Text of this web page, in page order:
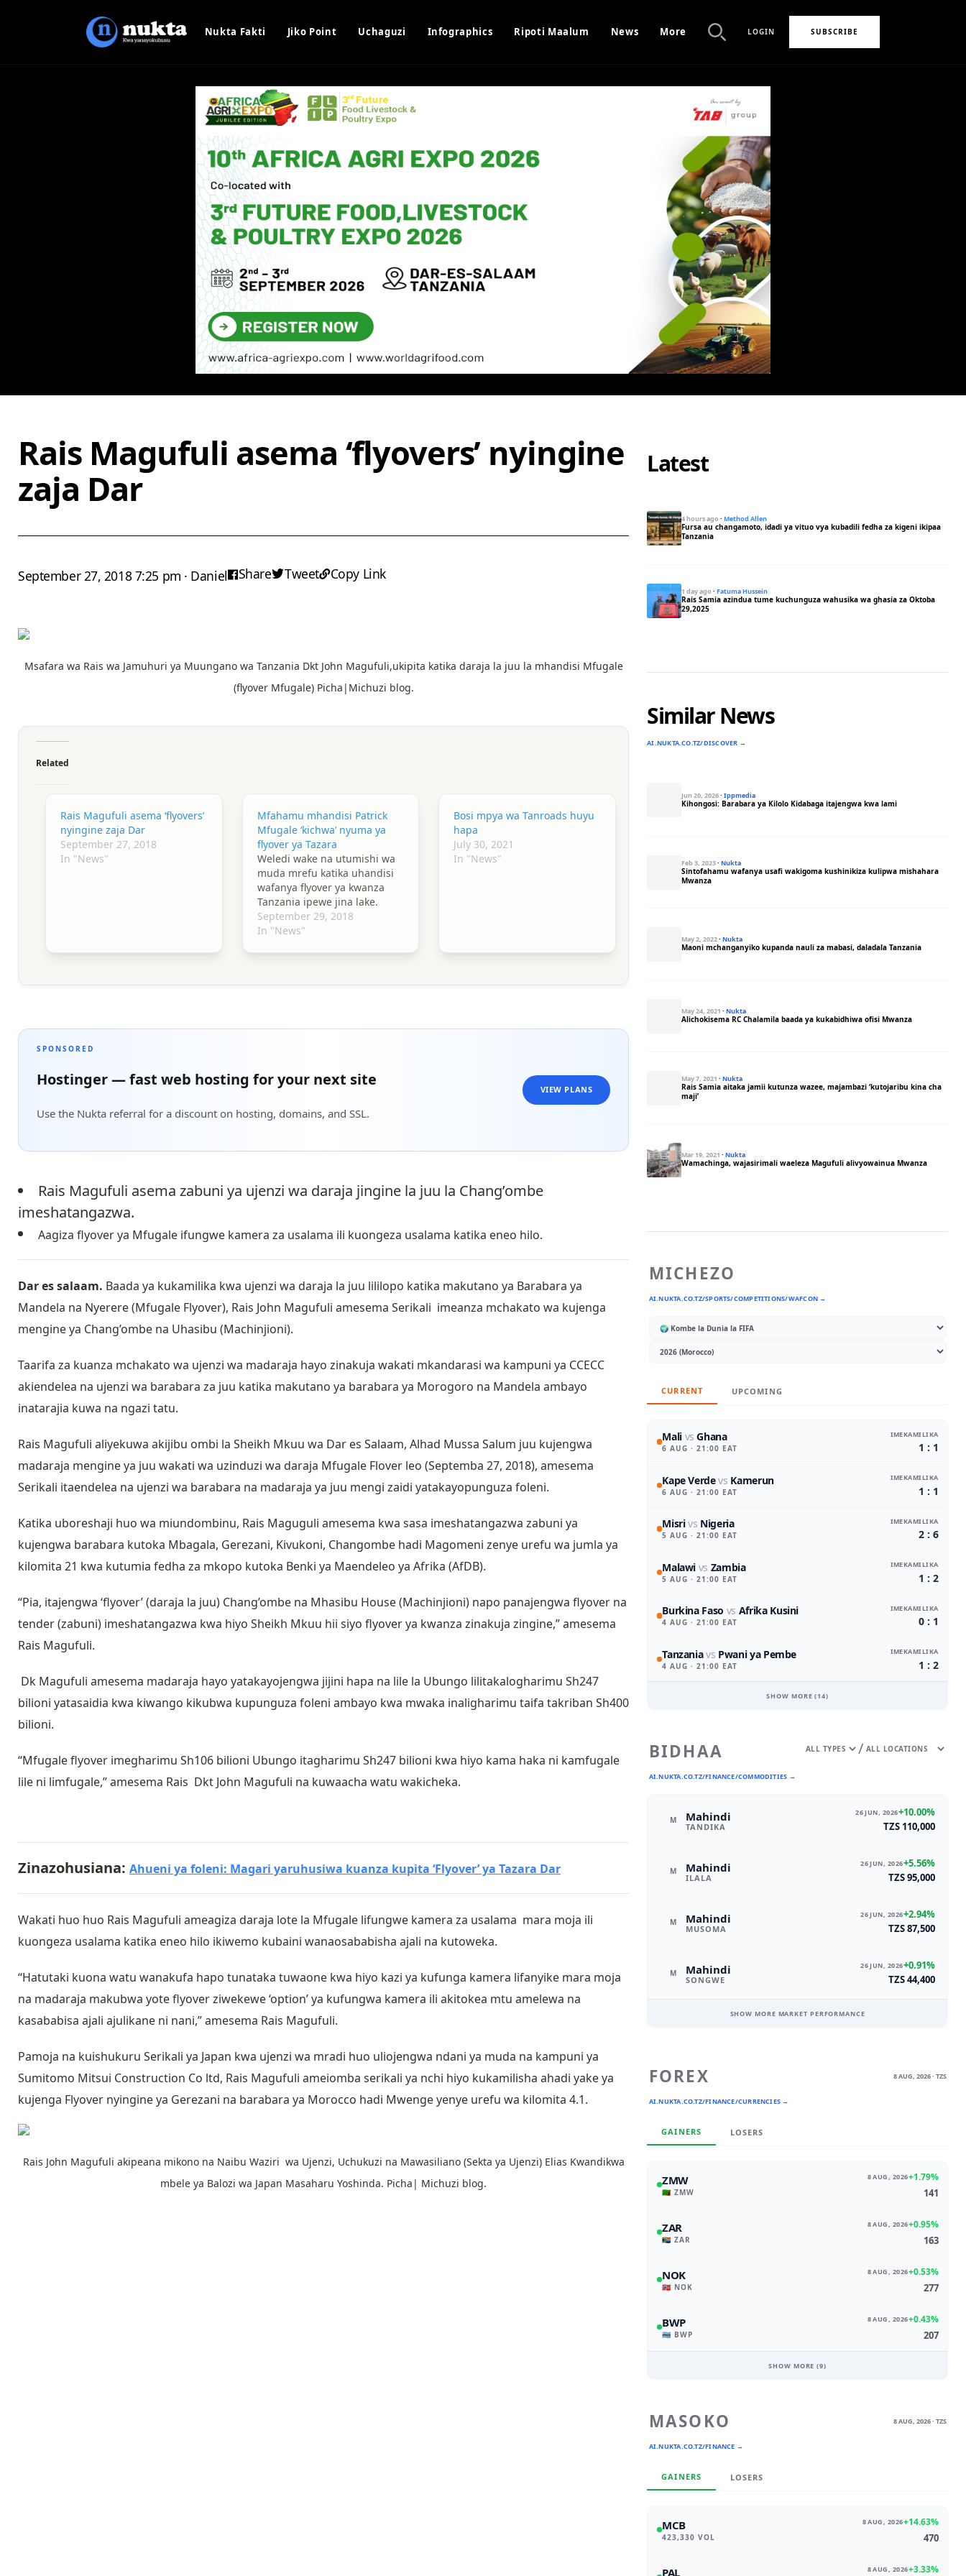
Nukta Fakti Jiko Point Uchaguzi Infographics Ripoti Maalum News More LOGIN SUBSCRIBE
Rais Magufuli asema ‘flyovers’ nyingine
zaja Dar
September 27, 2018 7:25 pm · Daniel Share Tweet Copy Link
Msafara wa Rais wa Jamuhuri ya Muungano wa Tanzania Dkt John Magufuli,ukipita katika daraja la juu la mhandisi Mfugale
(flyover Mfugale) Picha|Michuzi blog.
Related
Rais Magufuli asema ‘flyovers’
nyingine zaja Dar
September 27, 2018
In "News"
Mfahamu mhandisi Patrick
Mfugale ‘kichwa’ nyuma ya
flyover ya Tazara
Weledi wake na utumishi wa
muda mrefu katika uhandisi
wafanya flyover ya kwanza
Tanzania ipewe jina lake.
September 29, 2018
In "News"
Bosi mpya wa Tanroads huyu
hapa
July 30, 2021
In "News"
SPONSORED
Hostinger — fast web hosting for your next site
Use the Nukta referral for a discount on hosting, domains, and SSL.
VIEW PLANS
Rais Magufuli asema zabuni ya ujenzi wa daraja jingine la juu la Chang’ombe
imeshatangazwa.
Aagiza flyover ya Mfugale ifungwe kamera za usalama ili kuongeza usalama katika eneo hilo.
Dar es salaam. Baada ya kukamilika kwa ujenzi wa daraja la juu lililopo katika makutano ya Barabara ya
Mandela na Nyerere (Mfugale Flyover), Rais John Magufuli amesema Serikali imeanza mchakato wa kujenga
mengine ya Chang’ombe na Uhasibu (Machinjioni).
Taarifa za kuanza mchakato wa ujenzi wa madaraja hayo zinakuja wakati mkandarasi wa kampuni ya CCECC
akiendelea na ujenzi wa barabara za juu katika makutano ya barabara ya Morogoro na Mandela ambayo
inatarajia kuwa na ngazi tatu.
Rais Magufuli aliyekuwa akijibu ombi la Sheikh Mkuu wa Dar es Salaam, Alhad Mussa Salum juu kujengwa
madaraja mengine ya juu wakati wa uzinduzi wa daraja Mfugale Flover leo (Septemba 27, 2018), amesema
Serikali itaendelea na ujenzi wa barabara na madaraja ya juu mengi zaidi yatakayopunguza foleni.
Katika uboreshaji huo wa miundombinu, Rais Maguguli amesema kwa sasa imeshatangazwa zabuni ya
kujengwa barabara kutoka Mbagala, Gerezani, Kivukoni, Changombe hadi Magomeni zenye urefu wa jumla ya
kilomita 21 kwa kutumia fedha za mkopo kutoka Benki ya Maendeleo ya Afrika (AfDB).
“Pia, itajengwa ‘flyover’ (daraja la juu) Chang’ombe na Mhasibu House (Machinjioni) napo panajengwa flyover na
tender (zabuni) imeshatangazwa kwa hiyo Sheikh Mkuu hii siyo flyover ya kwanza zinakuja zingine,” amesema
Rais Magufuli.
Dk Magufuli amesema madaraja hayo yatakayojengwa jijini hapa na lile la Ubungo lilitakalogharimu Sh247
bilioni yatasaidia kwa kiwango kikubwa kupunguza foleni ambayo kwa mwaka inaligharimu taifa takriban Sh400
bilioni.
“Mfugale flyover imegharimu Sh106 bilioni Ubungo itagharimu Sh247 bilioni kwa hiyo kama haka ni kamfugale
lile ni limfugale,” amesema Rais Dkt John Magufuli na kuwaacha watu wakicheka.
Zinazohusiana: Ahueni ya foleni: Magari yaruhusiwa kuanza kupita ‘Flyover’ ya Tazara Dar
Wakati huo huo Rais Magufuli ameagiza daraja lote la Mfugale lifungwe kamera za usalama mara moja ili
kuongeza usalama katika eneo hilo ikiwemo kubaini wanaosababisha ajali na kutoweka.
“Hatutaki kuona watu wanakufa hapo tunataka tuwaone kwa hiyo kazi ya kufunga kamera lifanyike mara moja
na madaraja makubwa yote flyover ziwekewe ‘option’ ya kufungwa kamera ili akitokea mtu amelewa na
kasababisa ajali ajulikane ni nani,” amesema Rais Magufuli.
Pamoja na kuishukuru Serikali ya Japan kwa ujenzi wa mradi huo uliojengwa ndani ya muda na kampuni ya
Sumitomo Mitsui Construction Co ltd, Rais Magufuli ameiomba serikali ya nchi hiyo kukamilisha ahadi yake ya
kujenga Flyover nyingine ya Gerezani na barabara ya Morocco hadi Mwenge yenye urefu wa kilomita 4.1.
Rais John Magufuli akipeana mikono na Naibu Waziri wa Ujenzi, Uchukuzi na Mawasiliano (Sekta ya Ujenzi) Elias Kwandikwa
mbele ya Balozi wa Japan Masaharu Yoshinda. Picha| Michuzi blog.
Latest
4 hours ago ·Method Allen
Fursa au changamoto, idadi ya vituo vya kubadili fedha za kigeni ikipaa
Tanzania
1 day ago ·Fatuma Hussein
Rais Samia azindua tume kuchunguza wahusika wa ghasia za Oktoba
29,2025
Similar News
AI.NUKTA.CO.TZ/DISCOVER →
Jun 20, 2026·Ippmedia
Kihongosi: Barabara ya Kilolo Kidabaga itajengwa kwa lami
Feb 3, 2023·Nukta
Sintofahamu wafanya usafi wakigoma kushinikiza kulipwa mishahara
Mwanza
May 2, 2022·Nukta
Maoni mchanganyiko kupanda nauli za mabasi, daladala Tanzania
May 24, 2021·Nukta
Alichokisema RC Chalamila baada ya kukabidhiwa ofisi Mwanza
May 7, 2021·Nukta
Rais Samia aitaka jamii kutunza wazee, majambazi ‘kutojaribu kina cha
maji’
Mar 19, 2021·Nukta
Wamachinga, wajasirimali waeleza Magufuli alivyowainua Mwanza
MICHEZO
AI.NUKTA.CO.TZ/SPORTS/COMPETITIONS/WAFCON →
CURRENT UPCOMING
Mali vsGhana
6 AUG · 21:00 EAT
IMEKAMILIKA
1 : 1
Kape Verdevs Kamerun
6 AUG · 21:00 EAT
IMEKAMILIKA
1 : 1
Misrivs Nigeria
5 AUG · 21:00 EAT
IMEKAMILIKA
2 : 6
Malawi vs Zambia
5 AUG · 21:00 EAT
IMEKAMILIKA
1 : 2
Burkina Faso vs Afrika Kusini
4 AUG · 21:00 EAT
IMEKAMILIKA
0 : 1
Tanzaniavs Pwani ya Pembe
4 AUG · 21:00 EAT
IMEKAMILIKA
1 : 2
SHOW MORE (14)
BIDHAA
AI.NUKTA.CO.TZ/FINANCE/COMMODITIES →
/
M Mahindi
TANDIKA
26 JUN, 2026+10.00%
TZS 110,000
M Mahindi
ILALA
26 JUN, 2026+5.56%
TZS 95,000
M Mahindi
MUSOMA
26 JUN, 2026+2.94%
TZS 87,500
M Mahindi
SONGWE
26 JUN, 2026+0.91%
TZS 44,400
SHOW MORE MARKET PERFORMANCE
FOREX
AI.NUKTA.CO.TZ/FINANCE/CURRENCIES →
8 AUG, 2026 · TZS
GAINERS LOSERS
ZMW
🇿🇲 ZMW
8 AUG, 2026+1.79%
141
ZAR
🇿🇦 ZAR
8 AUG, 2026+0.95%
163
NOK
🇳🇴 NOK
8 AUG, 2026+0.53%
277
BWP
🇧🇼 BWP
8 AUG, 2026+0.43%
207
SHOW MORE (9)
MASOKO
AI.NUKTA.CO.TZ/FINANCE →
8 AUG, 2026 · TZS
GAINERS LOSERS
MCB
423,330 VOL
8 AUG, 2026+14.63%
470
PAL 8 AUG, 2026+3.33%